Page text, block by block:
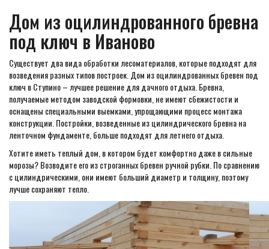
Дом из оцилиндрованного бревна
под ключ в Иваново
Существует два вида обработки лесоматериалов, которые подходят для
возведения разных типов построек. Дом из оцилиндрованных бревен под
ключ в Ступино – лучшее решение для дачного отдыха. Бревна,
получаемые методом заводской формовки, не имеют сбежистости и
оснащены специальными выемками, упрощающими процесс монтажа
конструкции. Постройки, возведенные из цилиндрического бревна на
ленточном фундаменте, больше подходят для летнего отдыха.
Хотите иметь теплый дом, в котором будет комфортно даже в сильные
морозы? Возводите его из строганных бревен ручной рубки. По сравнению
с цилиндрическими, они имеют больший диаметр и толщину, поэтому
лучше сохраняют тепло.